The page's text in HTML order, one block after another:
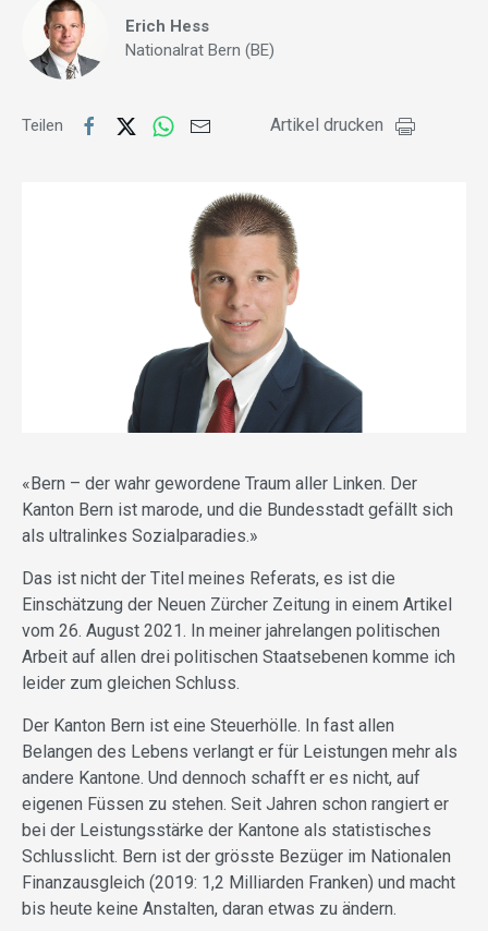
Erich Hess
Nationalrat Bern (BE)
Teilen Artikel drucken
«Bern – der wahr gewordene Traum aller Linken. Der
Kanton Bern ist marode, und die Bundesstadt gefällt sich
als ultralinkes Sozialparadies.»
Das ist nicht der Titel meines Referats, es ist die
Einschätzung der Neuen Zürcher Zeitung in einem Artikel
vom 26. August 2021. In meiner jahrelangen politischen
Arbeit auf allen drei politischen Staatsebenen komme ich
leider zum gleichen Schluss.
Der Kanton Bern ist eine Steuerhölle. In fast allen
Belangen des Lebens verlangt er für Leistungen mehr als
andere Kantone. Und dennoch schafft er es nicht, auf
eigenen Füssen zu stehen. Seit Jahren schon rangiert er
bei der Leistungsstärke der Kantone als statistisches
Schlusslicht. Bern ist der grösste Bezüger im Nationalen
Finanzausgleich (2019: 1,2 Milliarden Franken) und macht
bis heute keine Anstalten, daran etwas zu ändern.